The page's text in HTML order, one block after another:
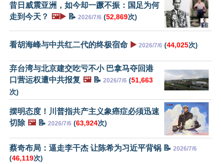
昔日威震亚洲，如今却一蹶不振：国足为何
走到今天？ 🖼️▶️ 📝 2026/7/6 (52,869次)
看胡海峰与中共红二代的终极宿命 ▶️ 2026/7/6 (44,025次)
弃台湾与北京建交吃亏不小 巴拿马夺回港
口营运权遭中共报复 🖼️📝 2026/7/6 (51,663
次)
摆明态度！川普指共产主义象癌症必须迅速
切除 🖼️📝 2026/7/6 (63,924次)
蔡奇布局：逼走李干杰 让陈希为习近平背锅 📝 2026/7/6
(46,119次)